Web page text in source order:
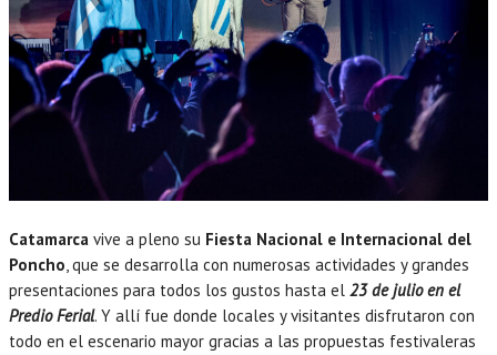
Catamarca vive a pleno su Fiesta Nacional e Internacional del
Poncho, que se desarrolla con numerosas actividades y grandes
presentaciones para todos los gustos hasta el 23 de julio en el
Predio Ferial. Y allí fue donde locales y visitantes disfrutaron con
todo en el escenario mayor gracias a las propuestas festivaleras